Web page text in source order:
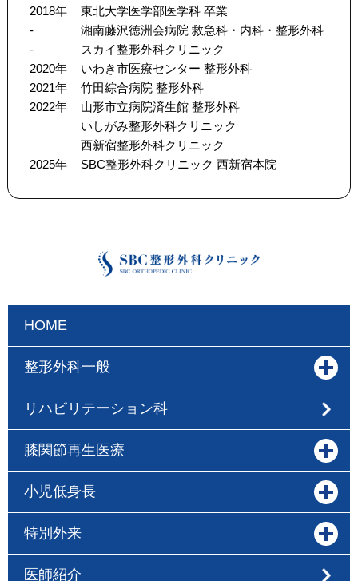
2018年
東北大学医学部医学科 卒業
-
湘南藤沢徳洲会病院 救急科・内科・整形外科
-
スカイ整形外科クリニック
2020年
いわき市医療センター 整形外科
2021年
竹田綜合病院 整形外科
2022年
山形市立病院済生館 整形外科
いしがみ整形外科クリニック
西新宿整形外科クリニック
2025年
SBC整形外科クリニック 西新宿本院
HOME
整形外科一般
リハビリテーション科
膝関節再生医療
小児低身長
特別外来
医師紹介